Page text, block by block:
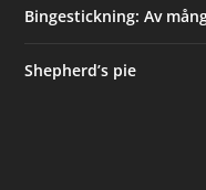
Bingestickning: Av
Shepherd’s pie